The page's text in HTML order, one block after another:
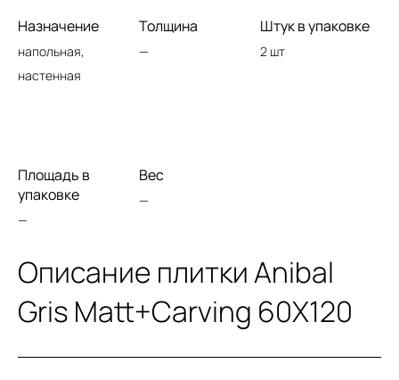
Назначение
напольная,
настенная
Толщина
—
Штук в упаковке
2 шт
Площадь в
упаковке
—
Вес
—
Описание плитки Anibal
Gris Matt+Carving 60X120